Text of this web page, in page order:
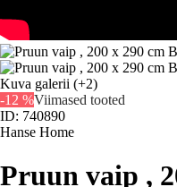
Kuva galerii (+2)
-12 %Viimased tooted
ID: 740890
Hanse Home
Pruun vaip ,